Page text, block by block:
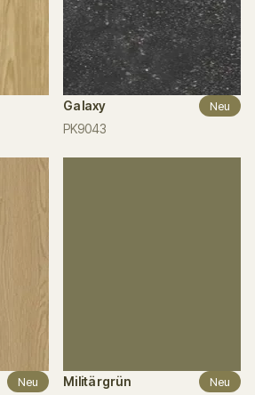
Galaxy
PK9043
Neu
Neu Militärgrün Neu